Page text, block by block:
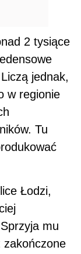
2 tysiące
jednak,
w regionie
Tu
Łodzi,
mu
zakończone